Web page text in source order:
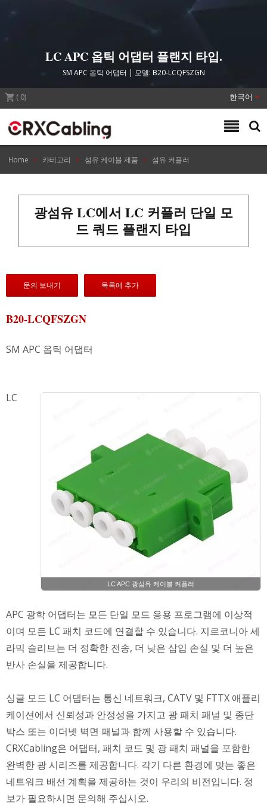
LC APC 옵틱 어댑터 플랜지 타입.
SM APC 옵틱 어댑터 | 모델: B20-LCQFSZGN
( 0) 한국어
Home 카테고리 섬유 케이블 제품 섬유 커플러
광섬유 LC에서 LC 커플러 단일 모
드 쿼드 플랜지 타입
문의 보내기 목록에 추가
B20-LCQFSZGN
SM APC 옵틱 어댑터
LC APC 광섬유 케이블 커플러
LC
APC 광학 어댑터는 모든 단일 모드 응용 프로그램에 이상적
이며 모든 LC 패치 코드에 연결할 수 있습니다. 지르코니아 세
라믹 슬리브는 더 정확한 전송, 더 낮은 삽입 손실 및 더 높은
반사 손실을 제공합니다.
싱글 모드 LC 어댑터는 통신 네트워크, CATV 및 FTTX 애플리
케이션에서 신뢰성과 안정성을 가지고 광 패치 패널 및 종단
박스 또는 이더넷 벽면 패널과 함께 사용할 수 있습니다.
CRXCabling은 어댑터, 패치 코드 및 광 패치 패널을 포함한
완벽한 광 시리즈를 제공합니다. 각기 다른 환경에 맞는 좋은
네트워크 배선 계획을 제공하는 것이 우리의 비전입니다. 정
보가 필요하시면 문의해 주십시오.